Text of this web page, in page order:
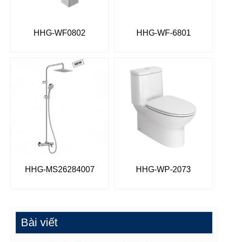
HHG-WF0802 HHG-WF-6801
HHG-MS26284007 HHG-WP-2073
Bài viết